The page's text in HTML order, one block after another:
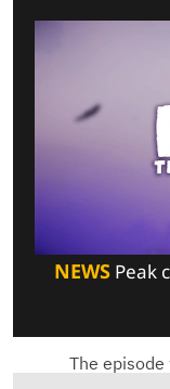
NEWSPeak